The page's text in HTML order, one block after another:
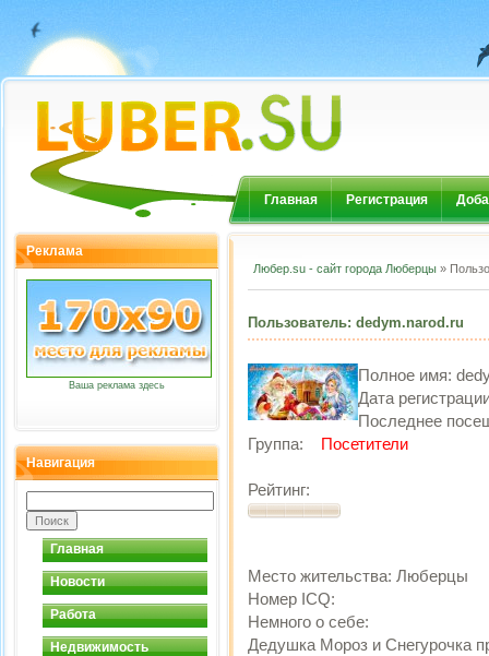
Главная Регистрация
Реклама
Ваша реклама здесь
Навигация
Главная
Новости
Работа
Недвижимость
Любер.su - сайт города Люберцы »
Пользователь: dedym.narod.ru
Полное имя:
Дата
Последнее
Группа: Посетители
Рейтинг:
Место жительства: Люберцы
Номер ICQ:
Немного о себе:
Дедушка Мороз и Снегурочка